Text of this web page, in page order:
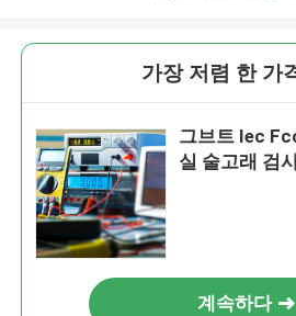
가장 저렴 한 가
그브트 Iec
실 술고래 검
계속하다